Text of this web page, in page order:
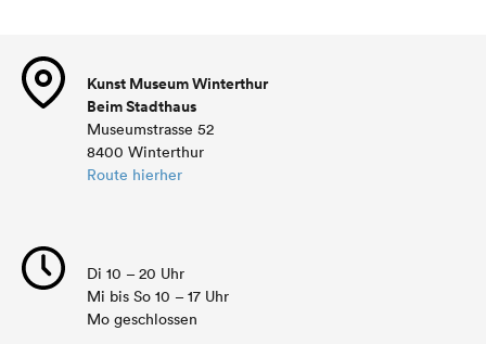
Kunst Museum Winterthur
Beim Stadthaus
Museumstrasse 52
8400 Winterthur
Route hierher
Di 10 – 20 Uhr
Mi bis So 10 – 17 Uhr
Mo geschlossen